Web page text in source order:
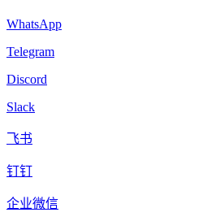
WhatsApp
Telegram
Discord
Slack
飞书
钉钉
企业微信